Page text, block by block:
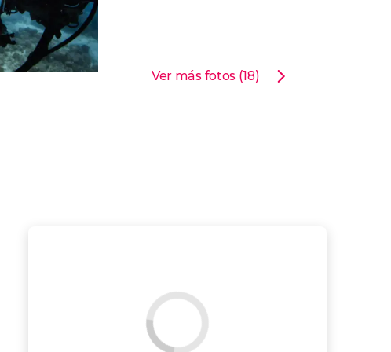
Ver más fotos (18)